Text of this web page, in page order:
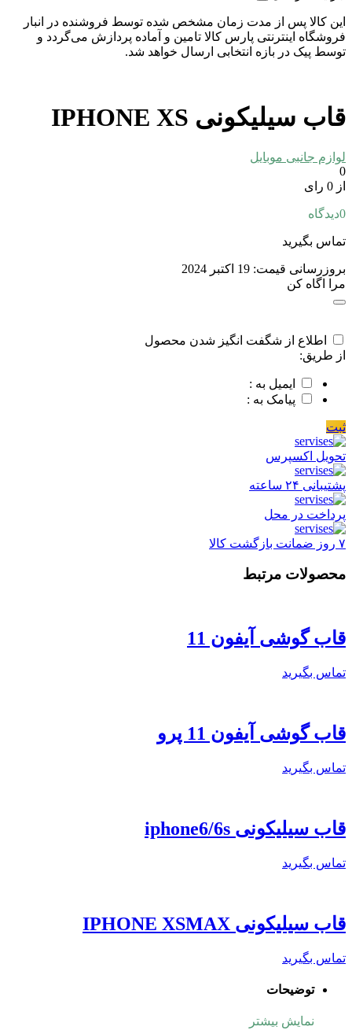
این کالا پس از مدت زمان مشخص شده توسط فروشنده در انبار
فروشگاه اینترنتی پارس کالا تامین و آماده پردازش می‌گردد و
توسط پیک در بازه انتخابی ارسال خواهد شد.
قاب سیلیکونی IPHONE XS
لوازم جانبی موبایل
0
از 0 رای
0دیدگاه
تماس بگیرید
بروزرسانی قیمت: 19 اکتبر 2024
مرا اگاه کن
اطلاع از شگفت انگیز شدن محصول
از طریق:
ایمیل به :
پیامک به :
ثبت
تحویل اکسپرس
پشتیبانی ۲۴ ساعته
پرداخت در محل
۷ روز ضمانت بازگشت کالا
محصولات مرتبط
قاب گوشی آیفون 11
تماس بگیرید
قاب گوشی آیفون 11 پرو
تماس بگیرید
قاب سیلیکونی iphone6/6s
تماس بگیرید
قاب سیلیکونی IPHONE XSMAX
تماس بگیرید
توضیحات
نمایش بیشتر